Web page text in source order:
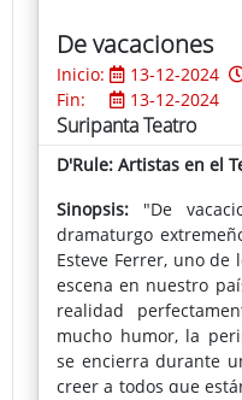
De vacaciones
Inicio: 13-12-2024
Fin:
13-12-2024
Suripanta Teatro
D'Rule: Artistas en el
Sinopsis: "De
dramaturgo
Esteve Ferrer, uno de
escena en nuestro
realidad
mucho humor, la
se encierra durante
creer a todos que